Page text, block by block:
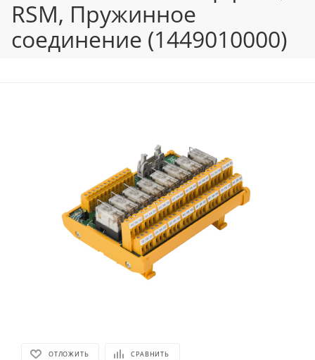
RSM, Пружинное
соединение (1449010000)
ОТЛОЖИТЬ СРАВНИТЬ